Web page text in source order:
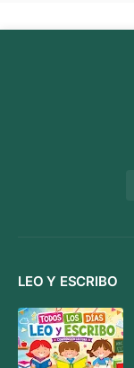
LEO Y ESCRIBO